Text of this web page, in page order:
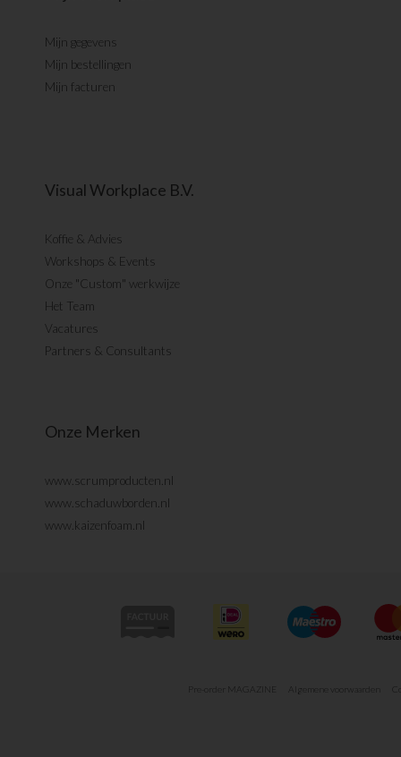
Mijn gegevens
Mijn bestellingen
Mijn facturen
Visual Workplace B.V.
Koffie & Advies
Workshops & Events
Onze "Custom" werkwijze
Het Team
Vacatures
Partners & Consultants
Onze Merken
www.scrumproducten.nl
www.schaduwborden.nl
www.kaizenfoam.nl
Pre-order MAGAZINE Algemene voorwaarden